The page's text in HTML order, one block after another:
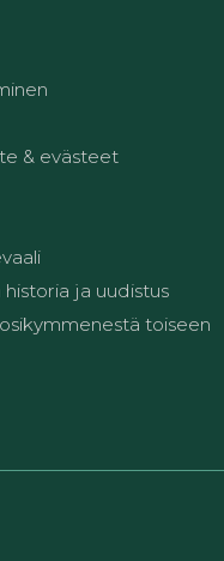
& evästeet
historia ja uudistus
toiseen